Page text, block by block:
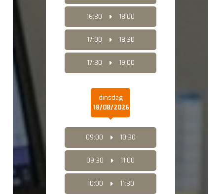
16:30 18:00
17:00 18:30
17:30 19:00
dinsdag
18/08/2026
09:00 10:30
09:30 11:00
10:00 11:30